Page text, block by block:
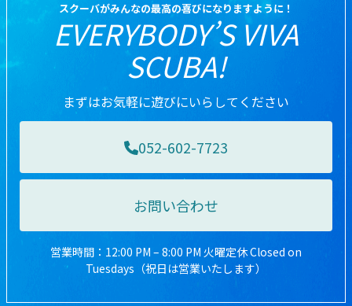
スクーバがみんなの最高の喜びになりますように！
EVERYBODY’S VIVA
SCUBA!
まずはお気軽に遊びにいらしてください
052-602-7723
お問い合わせ
営業時間：12:00 PM – 8:00 PM 火曜定休 Closed on
Tuesdays（祝日は営業いたします）